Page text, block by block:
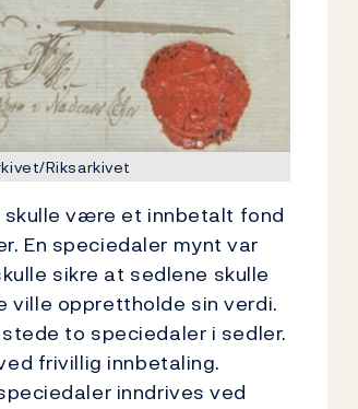
Riksarkivet
skulle være et innbetalt fond
En speciedaler mynt var
sikre at sedlene skulle
ville opprettholde sin verdi.
to speciedaler i sedler.
frivillig innbetaling.
inndrives ved